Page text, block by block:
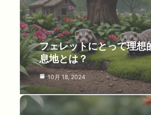
フェレットにとって理想
息地とは？
10月 18, 2024